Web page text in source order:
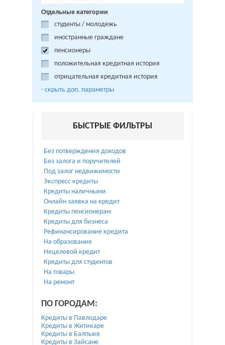
Отдельные категории
студенты / молодежь
иностранные граждане
пенсионеры
положительная кредитная история
отрицательная кредитная история
- cкрыть доп. параметры
БЫСТРЫЕ ФИЛЬТРЫ
Без потверждения доходов
Без залога и поручителей
Под залог недвижимости
Экспресс кредиты
Кредиты наличными
Онлайн заявка на кредит
Кредиты пенсионерам
Кредиты для бизнеса
Рефинансирование кредита
На образование
Нецелевой кредит
Кредиты для студентов
На товары
На ремонт
ПО ГОРОДАМ:
Кредиты в Павлодаре
Кредиты в Житикаре
Кредиты в Балпыке
Кредиты в Зайсане